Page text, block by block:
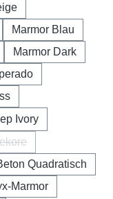
Marmor Blau
Marmor Dark
Ivory
Option ist zurzeit nicht
Quadratisch
Marmor